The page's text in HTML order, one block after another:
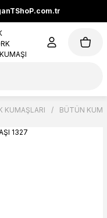
KUMAŞLARI BÜTÜN